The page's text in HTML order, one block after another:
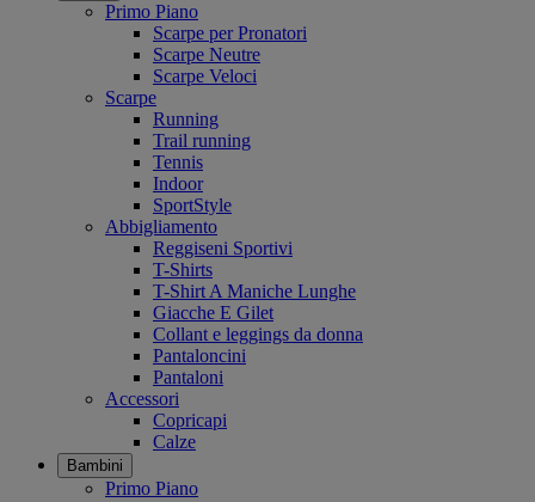
Primo Piano
Scarpe per Pronatori
Scarpe Neutre
Scarpe Veloci
Scarpe
Running
Trail running
Tennis
Indoor
SportStyle
Abbigliamento
Reggiseni Sportivi
T-Shirts
T-Shirt A Maniche Lunghe
Giacche E Gilet
Collant e leggings da donna
Pantaloncini
Pantaloni
Accessori
Copricapi
Calze
Bambini
Primo Piano